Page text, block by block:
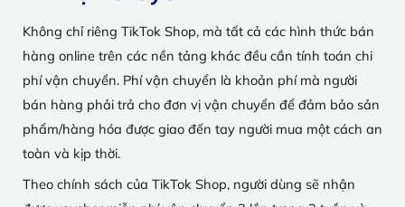
Không chỉ riêng TikTok Shop, mà tất cả các hình thức bán
hàng online trên các nền tảng khác đều cần tính toán chi
phí vận chuyển. Phí vận chuyển là khoản phí mà người
bán hàng phải trả cho đơn vị vận chuyển để đảm bảo sản
phẩm/hàng hóa được giao đến tay người mua một cách an
toàn và kịp thời.
Theo chính sách của TikTok Shop, người dùng sẽ nhận